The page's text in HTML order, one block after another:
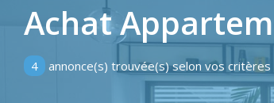
Achat
4 annonce(s) trouvée(s) selon vos critères